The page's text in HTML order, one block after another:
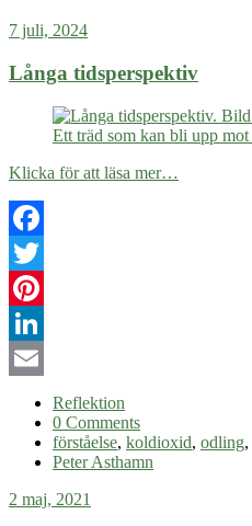
7 juli, 2024
Långa tidsperspektiv
Klicka för att läsa mer…
Facebook
Twitter
Pinterest
LinkedIn
Reflektion
0 Comments
förståelse, koldioxid, odling,
Peter Asthamn
2 maj, 2021